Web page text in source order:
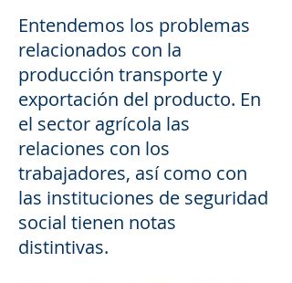
Entendemos los problemas
relacionados con la
producción transporte y
exportación del producto. En
el sector agrícola las
relaciones con los
trabajadores, así como con
las instituciones de seguridad
social tienen notas
distintivas.